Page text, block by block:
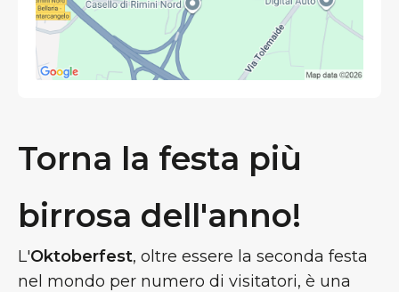
Torna la festa più
birrosa dell'anno!
L'Oktoberfest, oltre essere la seconda festa
nel mondo per numero di visitatori, è una